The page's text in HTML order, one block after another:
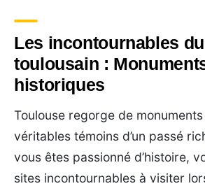
Les incontournables
toulousain :
historiques
Toulouse regorge de
véritables témoins d’un passé
vous êtes passionné d’histoire,
sites incontournables à visiter